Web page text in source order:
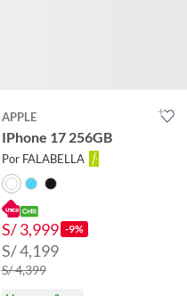
APPLE
IPhone 17 256GB
Por FALABELLA
S/ 3,999 -9%
S/ 4,199
S/ 4,399